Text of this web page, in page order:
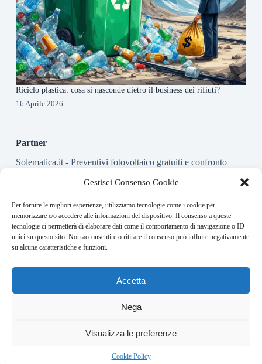
Gestisci Consenso Cookie
Per fornire le migliori esperienze, utilizziamo tecnologie come i cookie per
memorizzare e/o accedere alle informazioni del dispositivo. Il consenso a queste
tecnologie ci permetterà di elaborare dati come il comportamento di navigazione o ID
unici su questo sito. Non acconsentire o ritirare il consenso può influire negativamente
su alcune caratteristiche e funzioni.
Accetta
Nega
Visualizza le preferenze
Cookie Policy
Riciclo plastica: cosa si nasconde dietro il business dei rifiuti?
16 Aprile 2026
Partner
Solematica.it- Preventivi fotovoltaico gratuiti e confronto
About this website
Energy-Bullet.it ogni giorno trova per te le notizie più rilevanti
in ambito finanziario.
Address:
VIA USODIMARE 3 - 37138 - VERONA (VR)
redazione@bullet-network.com
bullet-network.com
Bullet - Dynamic Solutions Srl P.IVA 02954300238 – REA